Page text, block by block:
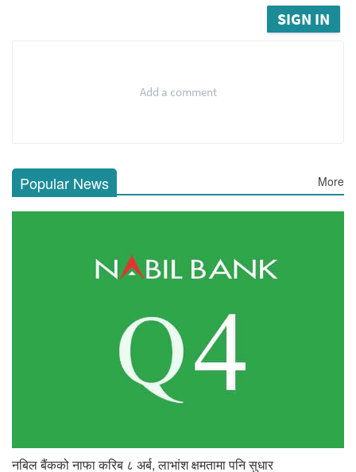
SIGN IN
Add a comment
Popular News More
नबिल बैंकको नाफा करिब ८ अर्ब, लाभांश क्षमतामा पनि सुधार